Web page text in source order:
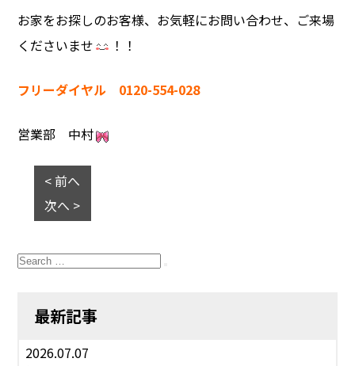
お家をお探しのお客様、お気軽にお問い合わせ、ご来場
くださいませ
！！
フリーダイヤル 0120-554-028
営業部 中村
< 前へ
次へ >
Search
for:
最新記事
2026.07.07